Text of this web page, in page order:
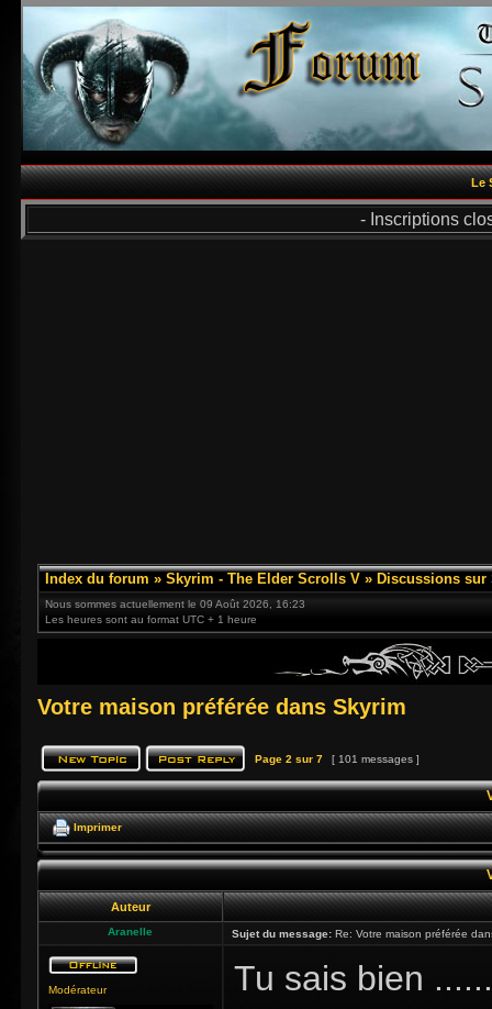
Le
- Inscriptions
Index du forum » Skyrim - The Elder Scrolls V » Discussions sur
Nous sommes actuellement le 09 Août 2026, 16:23
Les heures sont au format UTC + 1 heure
Votre maison préférée dans Skyrim
Page 2 sur 7 [ 101 messages ]
Imprimer
Auteur
Aranelle Sujet du message: Re: Votre maison préférée
Modérateur Tu sais bien ......